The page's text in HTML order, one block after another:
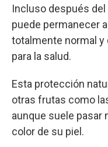
Incluso después del
puede permanecer
totalmente normal y
para la salud.
Esta protección
otras frutas como
aunque suele pasar
color de su piel.